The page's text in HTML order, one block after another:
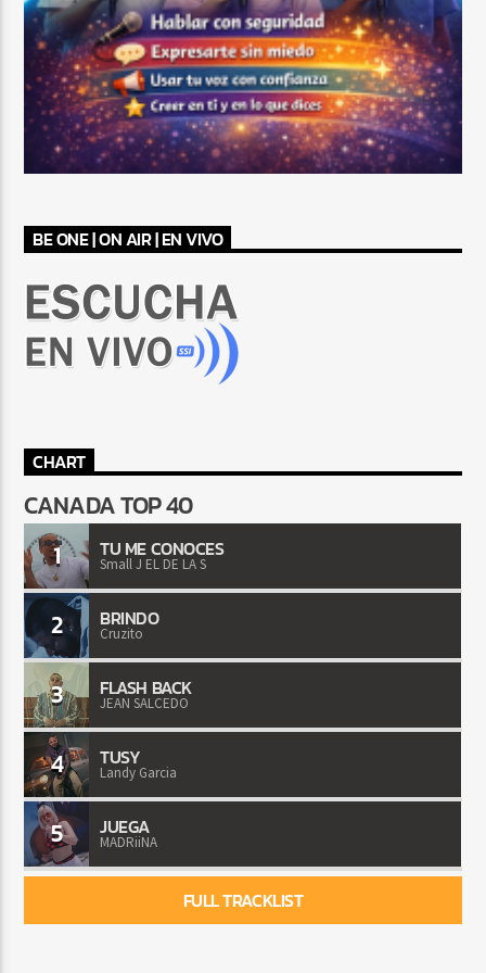
BE ONE | ON AIR | EN VIVO
CHART
CANADA TOP 40
1 TU ME CONOCES
Small J EL DE LA S
2 BRINDO
Cruzito
3 FLASH BACK
JEAN SALCEDO
4 TUSY
Landy Garcia
5 JUEGA
MADRiiNA
FULL TRACKLIST